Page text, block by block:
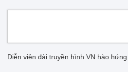
Diễn viên đài truyền hình VN hào